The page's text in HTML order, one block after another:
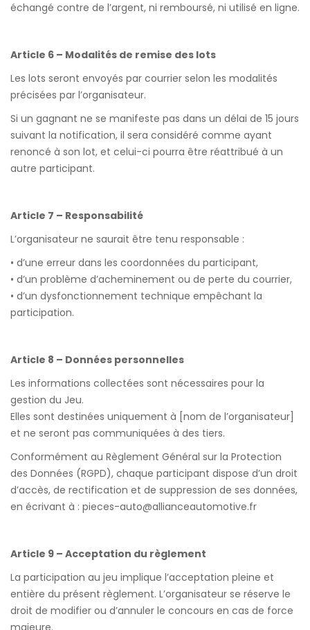
échangé contre de l’argent, ni remboursé, ni utilisé en ligne.
Article 6 – Modalités de remise des lots
Les lots seront envoyés par courrier selon les modalités
précisées par l’organisateur.
Si un gagnant ne se manifeste pas dans un délai de 15 jours
suivant la notification, il sera considéré comme ayant
renoncé à son lot, et celui-ci pourra être réattribué à un
autre participant.
Article 7 – Responsabilité
L’organisateur ne saurait être tenu responsable :
• d’une erreur dans les coordonnées du participant,
• d’un problème d’acheminement ou de perte du courrier,
• d’un dysfonctionnement technique empêchant la
participation.
Article 8 – Données personnelles
Les informations collectées sont nécessaires pour la
gestion du Jeu.
Elles sont destinées uniquement à [nom de l’organisateur]
et ne seront pas communiquées à des tiers.
Conformément au Règlement Général sur la Protection
des Données (RGPD), chaque participant dispose d’un droit
d’accès, de rectification et de suppression de ses données,
en écrivant à : pieces-auto@allianceautomotive.fr
Article 9 – Acceptation du règlement
La participation au jeu implique l’acceptation pleine et
entière du présent règlement. L’organisateur se réserve le
droit de modifier ou d’annuler le concours en cas de force
majeure.